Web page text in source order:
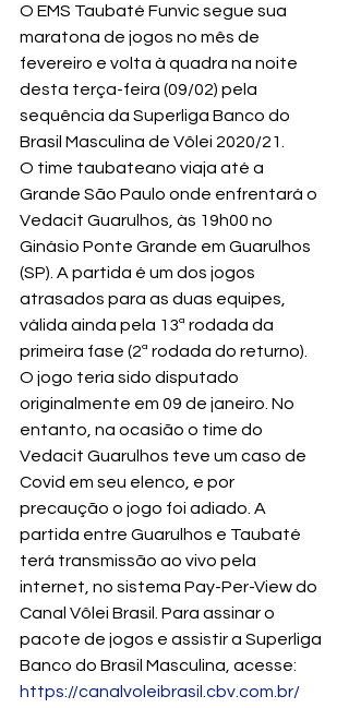
O EMS Taubaté Funvic segue sua
maratona de jogos no mês de
fevereiro e volta à quadra na noite
desta terça-feira (09/02) pela
sequência da Superliga Banco do
Brasil Masculina de Vôlei 2020/21.
O time taubateano viaja até a
Grande São Paulo onde enfrentará o
Vedacit Guarulhos, às 19h00 no
Ginásio Ponte Grande em Guarulhos
(SP). A partida é um dos jogos
atrasados para as duas equipes,
válida ainda pela 13ª rodada da
primeira fase (2ª rodada do returno).
O jogo teria sido disputado
originalmente em 09 de janeiro. No
entanto, na ocasião o time do
Vedacit Guarulhos teve um caso de
Covid em seu elenco, e por
precaução o jogo foi adiado. A
partida entre Guarulhos e Taubaté
terá transmissão ao vivo pela
internet, no sistema Pay-Per-View do
Canal Vôlei Brasil. Para assinar o
pacote de jogos e assistir a Superliga
Banco do Brasil Masculina, acesse:
https://canalvoleibrasil.cbv.com.br/